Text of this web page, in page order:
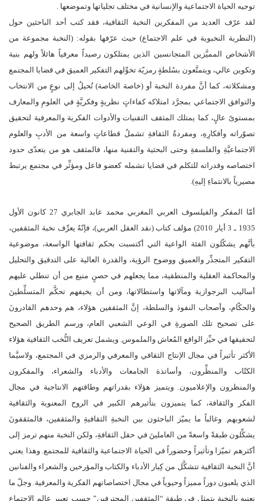
توجيه الحياة الاجتماعية والإنسانية في مختلف تجلياتها وتموضعها .
لقد عرّف العديد من المفكرين النخبة الثقافية، فقد كتب أحد الباحثين حول
(النظرية النخبوية في علم الاجتماع) حيث عرّفها بقوله: (النخبة مجموعة من
الأشخاص المميَّزين المتجانسين الذين يمتلكون رصيداً معرفياً هائلاً ولهم بنية
وتكوين عالي، ويتمتَّعون بسُلطةٍ رمزيّة تخوِّلهم التفكير العميق في قضايا المجتمع
ومشكلاته، كما أنَّ مفردة النخبة أو (خاصة الخاصة) تُحيلُ إلى نوعٍ من الانتخاب
والتوافق الاجتماعي بمجرَّد امتلاكه كفاءاتٍ نظريةٍ وفكريَّةٍ في العلومِ والمعارف
بمستوىً عالٍ، كما يمتلك المثقف التقنيات والأدوات الفكرية والمعرفية لتحقيق
تصوّراته وأفكارِهِ، ومفردةُ الثقافةِ تشملُ قطاعاتٍ واسعة من الأدبِ والعلوم
الاجتماعيَّةِ والفلسفةِ وحتى البحثية والتقنية منها، فالمثقف هو من يتعدّى حدود
اختصاصه وقدراته للتكلم في قضايا تشمله كعضو فاعل ومؤثِّر في مجتمع يرتبط
مصيرياً بالانتماءِ إليهِ).
أمّا المفكر والفيلسوف العربي المغربي محمد عابد الجابري 27 كانون الأول
1935 ـ 3 أيار 2010) مؤلف كتاب (نقد العقل العربي)، فإنّهُ يعرِّف نخبة المثقفين،
بأنَّهم يشكّلون الفئة الواعية التي أكتسبت بحكم ثقافتها الواسعة، موضوعية
التفكير المتجذِّر والعميق ووضوح الرؤية، والقدرة العالية على التدقيق والتحليل
والمحاكمة العقلية والمنطقية، مما يجعلهم في حصنٍ منيع من أن تنطلي عليهم
أساليب البرجوازية ومآلاتها واستطالاتها، ومن أن يخيفهم تحكَّم المتسلِّطينَ
والحكّام، وأصحاب النفوذ والسلطة، إنَّ المثقفين هؤلاء، هم وحدهم القادرونَ
على تصحيح تلك الصورةِ في الوعي الشعبي العام، ورسم الطريق الصحيح
لتحقيقها في حيِّز الواقع المُعاش والملموس. ويشمل تعريف النُّخب الثقافية هؤلاء
الأكثر تأثيراً في مجال الإنتاج الثقافي والمعرفي والرمزي في المجتمع، ولاسيَّما
الكتّاب والمنظِّرون، وأساتذة الجامعات والأدباء والشعراء، والمفكرون
والمنظرون والإعلاميون. ويتميز هؤلاء بقدراتهم وطاقتهم الانتاجية في مجال
الفكر والثقافة، كما يتميزون بتأثيرهم الكبير في الروح المعنوية والثقافية
لشعوبهم. وغالباً ما يميّز الباحثون بين النخبةِ الثقافيةِ والمثقفين، فالمثقفونَ
يشكِّلون طبقةً واسعةً من العاملينَ في حقل الثقافةِ، ولكن النخبة منهم ترمز إلى
أكثرهم تميّزا وتأثيراً وحضوراً في الحياة الاجتماعية والثقافية للمجتمع. وهذا يعني
أنَّ النخبة الثقافية تتشكَّل من كِبار الأدباء والكتاب والمؤرخين والشعراء والفنانين
الذي يلعبون دوراً مميزاً وحيوياً في مجال اختصاصاتهم الفكرية والمعرفية. وجلّ ما
نعنيه بالنخبة يتمثل في طبقة “المثقفين المحترفين” حسب تعبير عالم الاجتماع